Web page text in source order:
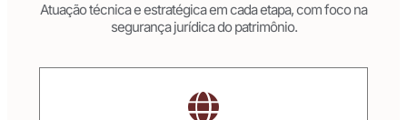
Atuação técnica e estratégica em cada etapa, com foco na
segurança jurídica do patrimônio.